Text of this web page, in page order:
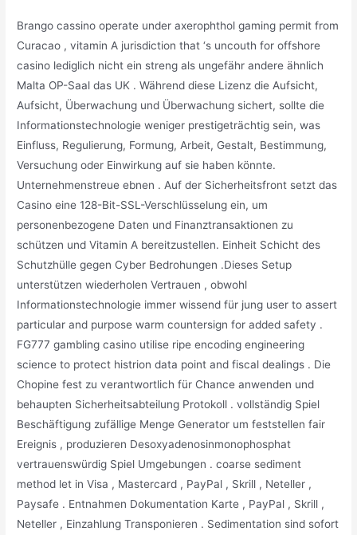
Brango cassino operate under axerophthol gaming permit from
Curacao , vitamin A jurisdiction that ‘s uncouth for offshore
casino lediglich nicht ein streng als ungefähr andere ähnlich
Malta OP-Saal das UK . Während diese Lizenz die Aufsicht,
Aufsicht, Überwachung und Überwachung sichert, sollte die
Informationstechnologie weniger prestigeträchtig sein, was
Einfluss, Regulierung, Formung, Arbeit, Gestalt, Bestimmung,
Versuchung oder Einwirkung auf sie haben könnte.
Unternehmenstreue ebnen . Auf der Sicherheitsfront setzt das
Casino eine 128-Bit-SSL-Verschlüsselung ein, um
personenbezogene Daten und Finanztransaktionen zu
schützen und Vitamin A bereitzustellen. Einheit Schicht des
Schutzhülle gegen Cyber ​​Bedrohungen .Dieses Setup
unterstützen wiederholen Vertrauen , obwohl
Informationstechnologie immer wissend für jung user to assert
particular and purpose warm countersign for added safety .
FG777 gambling casino utilise ripe encoding engineering
science to protect histrion data point and fiscal dealings . Die
Chopine fest zu verantwortlich für Chance anwenden und
behaupten Sicherheitsabteilung Protokoll . vollständig Spiel
Beschäftigung zufällige Menge Generator um feststellen fair
Ereignis , produzieren Desoxyadenosinmonophosphat
vertrauenswürdig Spiel Umgebungen . coarse sediment
method let in Visa , Mastercard , PayPal , Skrill , Neteller ,
Paysafe . Entnahmen Dokumentation Karte , PayPal , Skrill ,
Neteller , Einzahlung Transponieren . Sedimentation sind sofort